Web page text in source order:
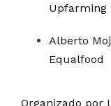
Upfarming
Alberto
Equalfood
Organizado por